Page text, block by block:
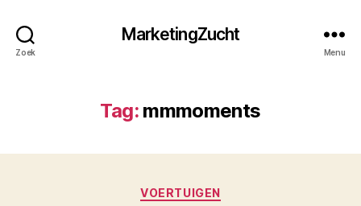
Zoek
MarketingZucht
Menu
Tag: mmmoments
Categorieën
VOERTUIGEN